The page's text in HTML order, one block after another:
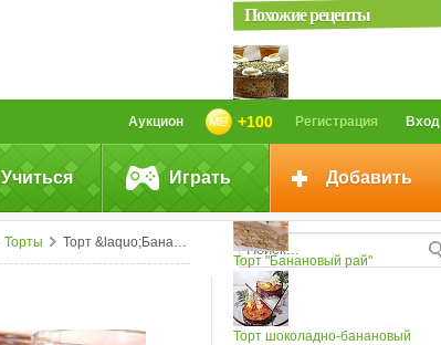
Вход
Регистрация
+100
Аукцион
Учиться Играть Добавить
Торты Торт &laquo;Банановый&raquo;
Похожие рецепты
Банановый торт
Торт "Банановый рай"
Торт шоколадно-банановый